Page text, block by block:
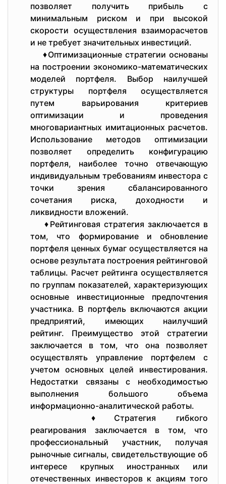
позволяет получить прибыль с
минимальным риском и при высокой
скорости осуществления взаиморасчетов
и не требует значительных инвестиций.
♦Оптимизационные стратегии основаны
на построении экономико-математических
моделей портфеля. Выбор наилучшей
структуры портфеля осуществляется
путем варьирования критериев
оптимизации и проведения
многовариантных имитационных расчетов.
Использование методов оптимизации
позволяет определить конфигурацию
портфеля, наиболее точно отвечающую
индивидуальным требованиям инвестора с
точки зрения сбалансированного
сочетания риска, доходности и
ликвидности вложений.
♦Рейтинговая стратегия заключается в
том, что формирование и обновление
портфеля ценных бумаг осуществляется на
основе результата построения рейтинговой
таблицы. Расчет рейтинга осуществляется
по группам показателей, характеризующих
основные инвестиционные предпочтения
участника. В портфель включаются акции
предприятий, имеющих наилучший
рейтинг. Преимущество этой стратегии
заключается в том, что она позволяет
осуществлять управление портфелем с
учетом основных целей инвестирования.
Недостатки связаны с необходимостью
выполнения большого объема
информационно-аналитической работы.
♦Стратегия гибкого
реагирования заключается в том, что
профессиональный участник, получая
рыночные сигналы, свидетельствующие об
интересе крупных иностранных или
отечественных инвесторов к акциям того